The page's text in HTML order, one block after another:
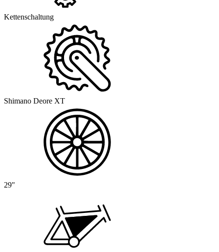
Kettenschaltung
Shimano Deore XT
29"